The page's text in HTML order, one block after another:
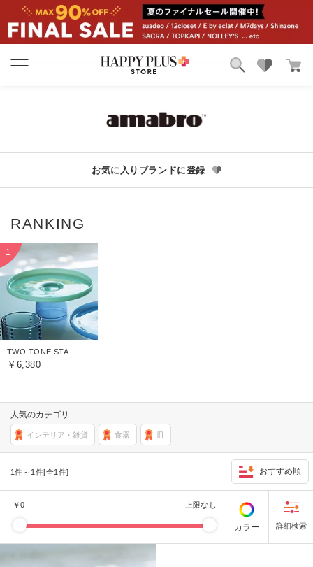
お気に入り
お気に入りブランドに登録
TWO TONE STAND
￥6,380
人気のカテゴリ
インテリア・雑貨 食器 皿
1件～1件[全1件] おすすめ順
￥0 上限なし
カラー